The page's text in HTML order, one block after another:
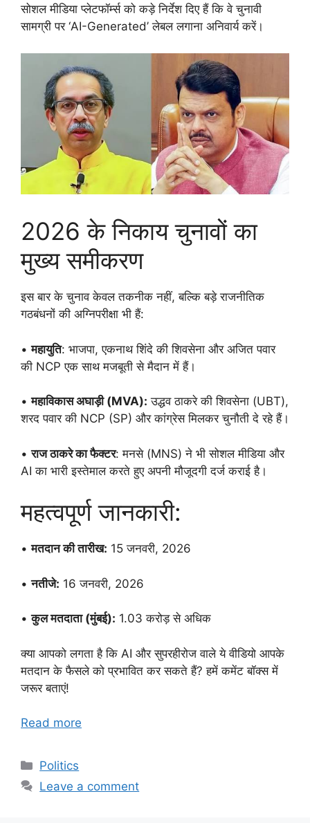
सोशल मीडिया प्लेटफॉर्म्स को कड़े निर्देश दिए हैं कि वे चुनावी
सामग्री पर ‘AI-Generated’ लेबल लगाना अनिवार्य करें।
2026 के निकाय चुनावों का
मुख्य समीकरण
इस बार के चुनाव केवल तकनीक नहीं, बल्कि बड़े राजनीतिक
गठबंधनों की अग्निपरीक्षा भी हैं:
•महायुति: भाजपा, एकनाथ शिंदे की शिवसेना और अजित पवार
की NCP एक साथ मजबूती से मैदान में हैं।
•महाविकास अघाड़ी (MVA): उद्धव ठाकरे की शिवसेना (UBT),
शरद पवार की NCP (SP) और कांग्रेस मिलकर चुनौती दे रहे हैं।
•राज ठाकरे का फैक्टर: मनसे (MNS) ने भी सोशल मीडिया और
AI का भारी इस्तेमाल करते हुए अपनी मौजूदगी दर्ज कराई है।
महत्वपूर्ण जानकारी:
•मतदान की तारीख: 15 जनवरी, 2026
•नतीजे: 16 जनवरी, 2026
•कुल मतदाता (मुंबई): 1.03 करोड़ से अधिक
क्या आपको लगता है कि AI और सुपरहीरोज वाले ये वीडियो आपके
मतदान के फैसले को प्रभावित कर सकते हैं? हमें कमेंट बॉक्स में
जरूर बताएं!
Read more
Categories
Politics
Leave a comment